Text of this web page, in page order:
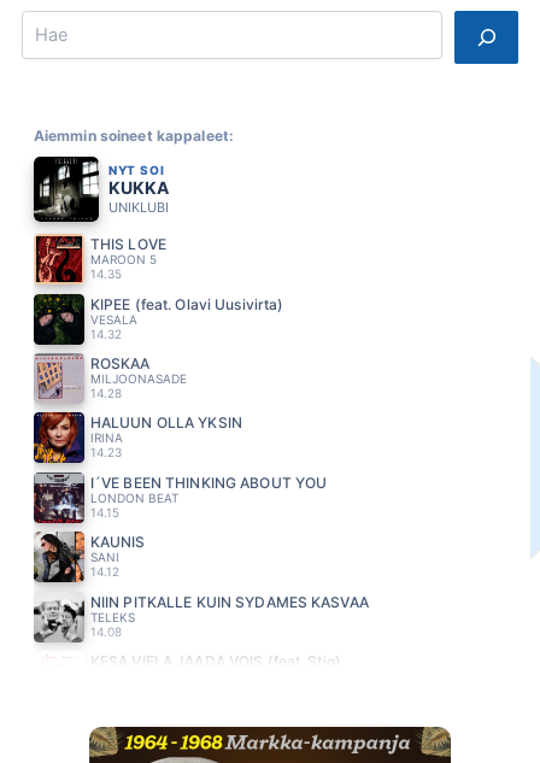
Search
Aiemmin soineet kappaleet:
NYT SOI
KUKKA
UNIKLUBI
THIS LOVE
MAROON 5
14.35
KIPEE (feat. Olavi Uusivirta)
VESALA
14.32
ROSKAA
MILJOONASADE
14.28
HALUUN OLLA YKSIN
IRINA
14.23
I´VE BEEN THINKING ABOUT YOU
LONDON BEAT
14.15
KAUNIS
SANI
14.12
NIIN PITKÄLLE KUIN SYDÄMES KASVAA
TELEKS
14.08
KESÄ VIELÄ JÄÄDÄ VOIS (feat. Stig)
ANNA HANSKI
13.54